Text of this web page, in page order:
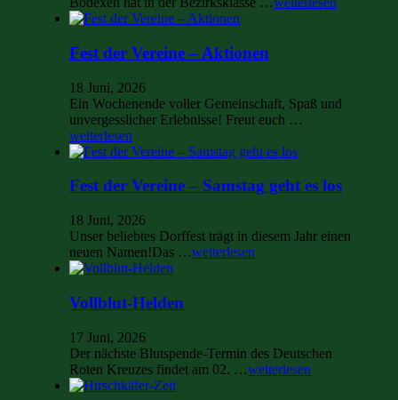
Fest der Vereine – Aktionen
18 Juni, 2026
Ein Wochenende voller Gemeinschaft, Spaß und
unvergesslicher Erlebnisse! Freut euch …
weiterlesen
Fest der Vereine – Samstag geht es los
18 Juni, 2026
Unser beliebtes Dorffest trägt in diesem Jahr einen
neuen Namen!Das …weiterlesen
Vollblut-Helden
17 Juni, 2026
Der nächste Blutspende-Termin des Deutschen
Roten Kreuzes findet am 02. …weiterlesen